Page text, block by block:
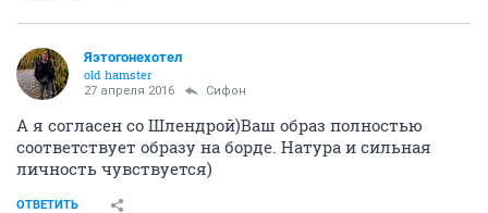
Яэтогонехотел
old hamster
27 апреля 2016 Сифон
А я согласен со Шлендрой)Ваш образ полностью
соответствует образу на борде. Натура и сильная
личность чувствуется)
ОТВЕТИТЬ